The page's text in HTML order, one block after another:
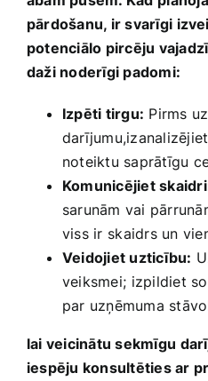
pārdošanu, ir svarīgi
potenciālo pircēju
daži noderīgi ‍padomi:
Izpēti tirgu: Pirms
noteiktu saprātīgu
Komunicējiet
sarunām vai
viss ir⁤ skaidrs‌ un
Veidojiet uzticību:
veiksmei;⁤ izpildiet
par uzņēmuma
lai veicinātu sekmīgu⁤
iespēju ‌konsultēties ar